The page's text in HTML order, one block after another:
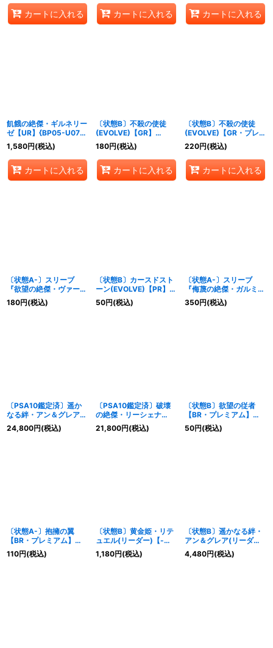
カートに入れる カートに入れる カートに入れる
飢餓の絶傑・ギルネリー
ゼ【UR】{BP05-U07}
《ニュートラル》
1,580円(税込)
カートに入れる
〔状態B〕不殺の使徒
(EVOLVE)【GR】
{BP05-005}《エルフ》
180円(税込)
カートに入れる
〔状態B〕不殺の使徒
(EVOLVE)【GR・プレミ
アム】{BP05-P02}《エ
ルフ》
220円(税込)
カートに入れる
〔状態A-〕スリーブ
『欲望の絶傑・ヴァーナ
レク』10枚【サプライ】
{-}《-》
180円(税込)
〔状態B〕カースドスト
ーン(EVOLVE)【PR】
{PR-122}《ドラゴン》
50円(税込)
〔状態A-〕スリーブ
『侮蔑の絶傑・ガルミー
ユ』10枚【サプライ】
{-}《-》
350円(税込)
〔PSA10鑑定済〕遥か
なる絆・アン＆グレア
(リーダー)【-】{BP05-
LD03}《ウィッチ》
24,800円(税込)
〔PSA10鑑定済〕破壊
の絶傑・リーシェナ
【UR】{BP05-U03}
《ウィッチ》
21,800円(税込)
〔状態B〕欲望の従者
【BR・プレミアム】
{BP05-P37}《ナイトメ
ア》
50円(税込)
〔状態A-〕抱擁の翼
【BR・プレミアム】
{BP05-P40}《ナイトメ
ア》
110円(税込)
〔状態B〕黄金姫・リテ
ュエル(リーダー)【-】
{BP05-LD06}《ビショ
ップ》
1,180円(税込)
〔状態B〕遥かなる絆・
アン＆グレア(リーダー)
【-】{BP05-LD03}《ウ
ィッチ》
4,480円(税込)